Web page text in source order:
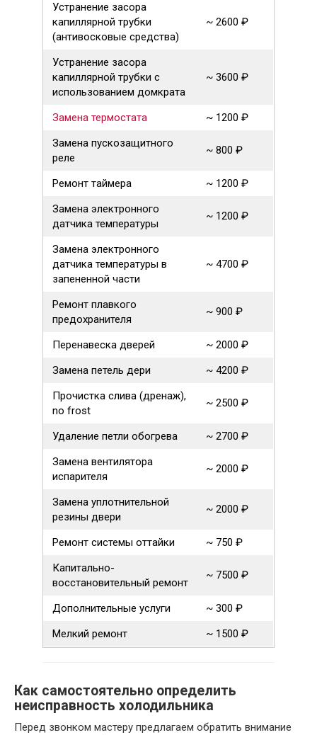
Устранение засора
капиллярной трубки
(антивосковые средства)
~ 2600 ₽
Устранение засора
капиллярной трубки с
использованием домкрата
~ 3600 ₽
Замена термостата
~ 1200 ₽
Замена пускозащитного
реле
~ 800 ₽
Ремонт таймера
~ 1200 ₽
Замена электронного
датчика температуры
~ 1200 ₽
Замена электронного
датчика температуры в
запененной части
~ 4700 ₽
Ремонт плавкого
предохранителя
~ 900 ₽
Перенавеска дверей
~ 2000 ₽
Замена петель дери
~ 4200 ₽
Прочистка слива (дренаж),
no frost
~ 2500 ₽
Удаление петли обогрева
~ 2700 ₽
Замена вентилятора
испарителя
~ 2000 ₽
Замена уплотнительной
резины двери
~ 2000 ₽
Ремонт системы оттайки
~ 750 ₽
Капитально-
восстановительный ремонт
~ 7500 ₽
Дополнительные услуги
~ 300 ₽
Мелкий ремонт
~ 1500 ₽
Как самостоятельно определить
неисправность холодильника
Перед звонком мастеру предлагаем обратить внимание